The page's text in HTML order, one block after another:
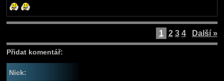
1 2 3 4 Další »
Přidat komentář:
Nick: